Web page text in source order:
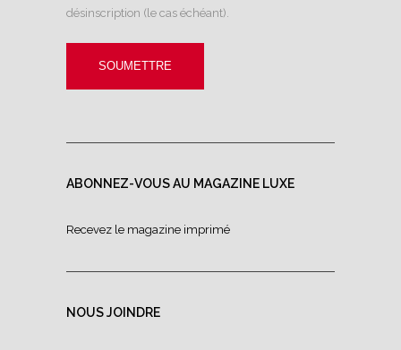
désinscription (le cas échéant).
ABONNEZ-VOUS AU MAGAZINE LUXE
Recevez le magazine imprimé
NOUS JOINDRE